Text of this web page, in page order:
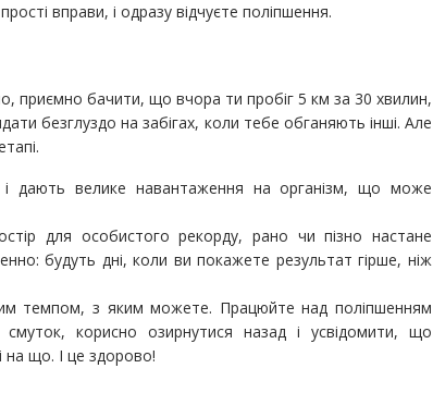
вправи, і одразу відчуєте поліпшення.
приємно бачити, що вчора ти пробіг 5 км за 30 хвилин,
безглуздо на забігах, коли тебе обганяють інші. Але
дають велике навантаження на організм, що може
для особистого рекорду, рано чи пізно настане
будуть дні, коли ви покажете результат гірше, ніж
темпом, з яким можете. Працюйте над поліпшенням
корисно озирнутися назад і усвідомити, що
що. І це здорово!